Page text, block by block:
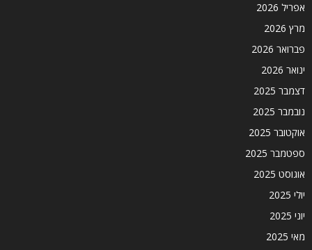
אפריל 2026
מרץ 2026
פברואר 2026
ינואר 2026
דצמבר 2025
נובמבר 2025
אוקטובר 2025
ספטמבר 2025
אוגוסט 2025
יולי 2025
יוני 2025
מאי 2025